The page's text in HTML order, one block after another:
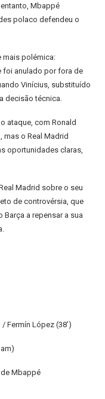
Mbappé
polaco defendeu o
mais polémica:
foi anulado por fora de
Vinícius, substituído
decisão técnica.
ataque, com Ronald
mas o Real Madrid
oportunidades claras,
Madrid sobre o seu
de controvérsia, que
a repensar a sua
Fermín López (38’)
Mbappé